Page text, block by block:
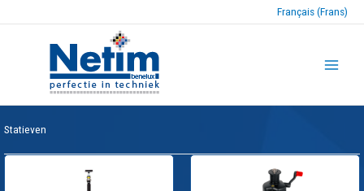
Français (Frans)
Statieven